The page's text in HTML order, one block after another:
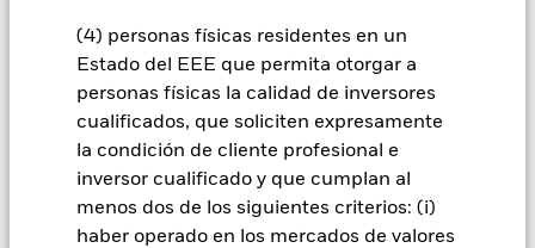
(4) personas físicas residentes en un
Estado del EEE que permita otorgar a
personas físicas la calidad de inversores
cualificados, que soliciten expresamente
la condición de cliente profesional e
inversor cualificado y que cumplan al
menos dos de los siguientes criterios: (i)
haber operado en los mercados de valores
fondo utilizan derivados para cubrir el riesgo de divisas. El
uso de derivados para una clase de acciones podría conllevar
un posible riesgo de contagio (también denominado «spill-
over») a otras clases de acciones del fondo. La sociedad
procedimientos adecuados para minimizar el riesgo de
contagio a otras clases de acciones. En el menú desplegable
que figura justo debajo del nombre del fondo, podrá ver un
listado de todas las clases de acciones del fondo: las clases de